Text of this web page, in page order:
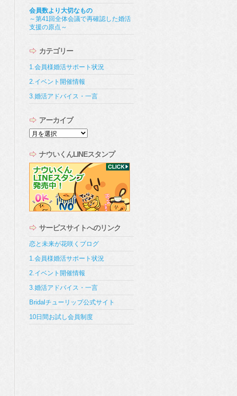
会員数より大切なもの
～第41回全体会議で再確認した婚活
支援の原点～
カテゴリー
1.会員様婚活サポート状況
2.イベント開催情報
3.婚活アドバイス・一言
アーカイブ
ア
イ
ブ
ナウいくんLINEスタンプ
サービスサイトへのリンク
恋と未来が花咲くブログ
1.会員様婚活サポート状況
2.イベント開催情報
3.婚活アドバイス・一言
Bridalチューリップ公式サイト
10日間お試し会員制度